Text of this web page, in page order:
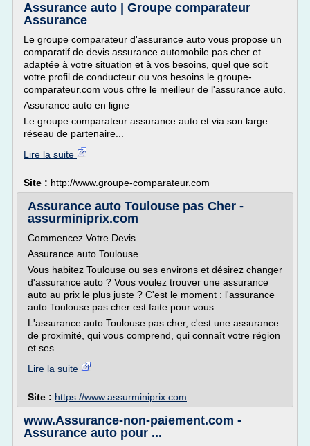
Assurance auto | Groupe comparateur
Assurance
Le groupe comparateur d'assurance auto vous propose un
comparatif de devis assurance automobile pas cher et
adaptée à votre situation et à vos besoins, quel que soit
votre profil de conducteur ou vos besoins le groupe-
comparateur.com vous offre le meilleur de l'assurance auto.
Assurance auto en ligne
Le groupe comparateur assurance auto et via son large
réseau de partenaire...
Lire la suite
Site : http://www.groupe-comparateur.com
Assurance auto Toulouse pas Cher -
assurminiprix.com
Commencez Votre Devis
Assurance auto Toulouse
Vous habitez Toulouse ou ses environs et désirez changer
d'assurance auto ? Vous voulez trouver une assurance
auto au prix le plus juste ? C'est le moment : l'assurance
auto Toulouse pas cher est faite pour vous.
L'assurance auto Toulouse pas cher, c'est une assurance
de proximité, qui vous comprend, qui connaît votre région
et ses...
Lire la suite
Site : https://www.assurminiprix.com
www.Assurance-non-paiement.com -
Assurance auto pour ...